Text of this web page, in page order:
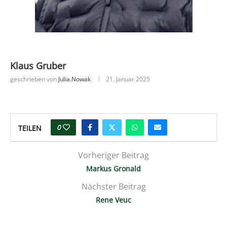
Klaus Gruber
geschrieben von Julia.nowak 21. Januar 2025
TEILEN 0
Vorheriger Beitrag
Markus Gronald
Nächster Beitrag
Rene Veuc